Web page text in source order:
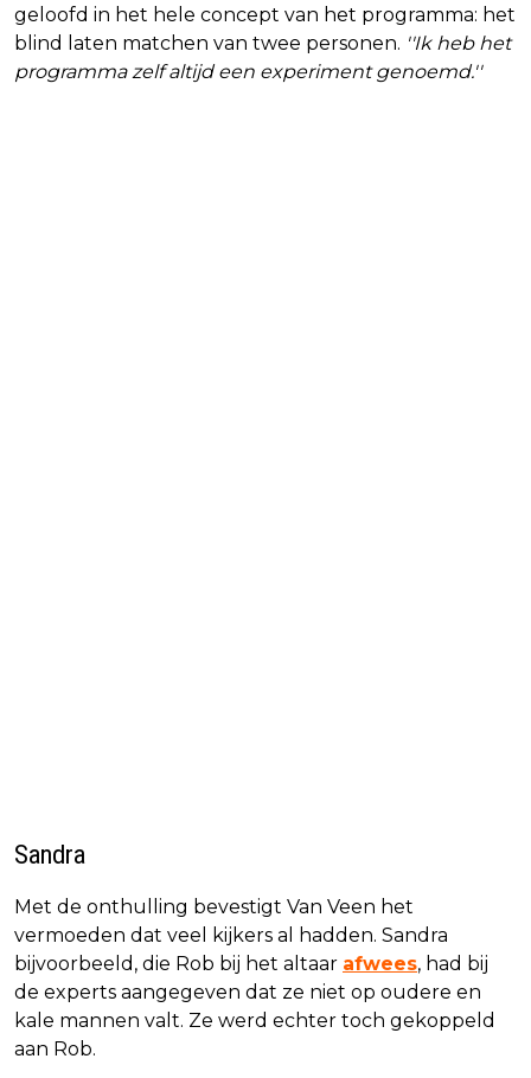
geloofd in het hele concept van het programma: het
blind laten matchen van twee personen. ''Ik heb het
programma zelf altijd een experiment genoemd.''
Sandra
Met de onthulling bevestigt Van Veen het
vermoeden dat veel kijkers al hadden. Sandra
bijvoorbeeld, die Rob bij het altaar afwees, had bij
de experts aangegeven dat ze niet op oudere en
kale mannen valt. Ze werd echter toch gekoppeld
aan Rob.